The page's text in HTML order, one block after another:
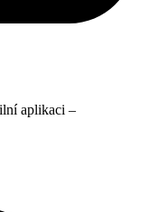
aplikaci –